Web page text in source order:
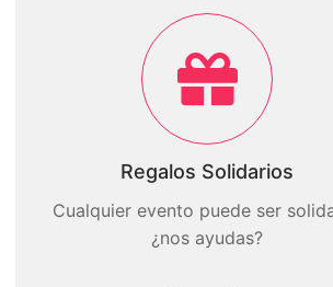
Regalos Solidarios
Cualquier evento puede ser
¿nos ayudas?